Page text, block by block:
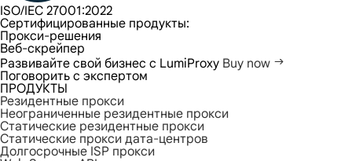
ISO/IEC 27001:2022
Сертифицированные продукты:
Прокси-решения
Веб-скрейпер
Развивайте свой бизнес с LumiProxy Buy now
Поговорить с экспертом
ПРОДУКТЫ
Резидентные прокси
Неограниченные резидентные прокси
Статические резидентные прокси
Статические прокси дата-центров
Долгосрочные ISP прокси